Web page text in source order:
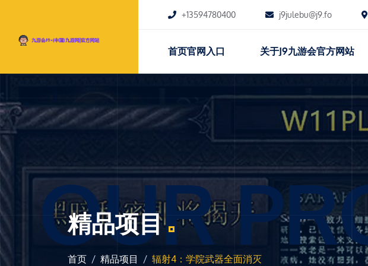
+13594780400 j9julebu@j9.fo
首页官网入口 关于j9九游会官方网站
OUR
精品项目
首页 精品项目 辐射4：学院武器全面消灭